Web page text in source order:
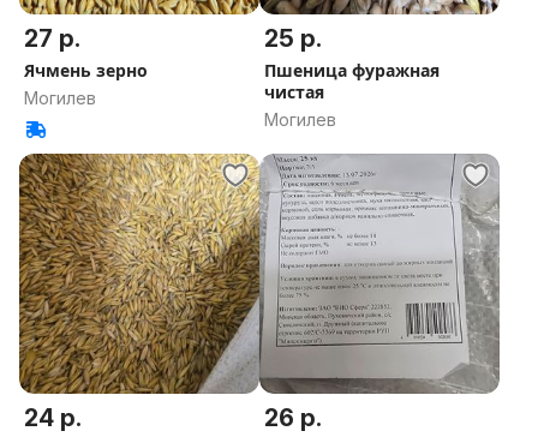
27 р.
Ячмень зерно
Могилев
25 р.
Пшеница фуражная
чистая
Могилев
24 р. 26 р.